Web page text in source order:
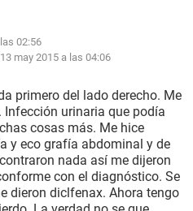
02:56
13 may 2015 a las 04:06
primero del lado derecho. Me
urinaria que podía
cosas más. Me hice
y eco grafía abdominal y de
nada así me dijeron
con el diagnóstico. Se
dieron diclfenax. Ahora tengo